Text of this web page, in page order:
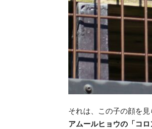
それは、この子の顔を見
アムールヒョウの「コロ